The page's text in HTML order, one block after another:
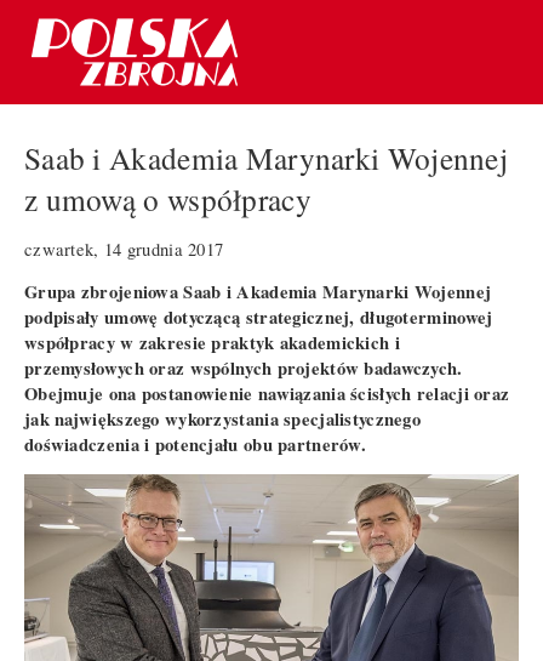
Saab i Akademia Marynarki Wojennej
z umową o współpracy
czwartek, 14 grudnia 2017
Grupa zbrojeniowa Saab i Akademia Marynarki Wojennej
podpisały umowę dotyczącą strategicznej, długoterminowej
współpracy w zakresie praktyk akademickich i
przemysłowych oraz wspólnych projektów badawczych.
Obejmuje ona postanowienie nawiązania ścisłych relacji oraz
jak największego wykorzystania specjalistycznego
doświadczenia i potencjału obu partnerów.